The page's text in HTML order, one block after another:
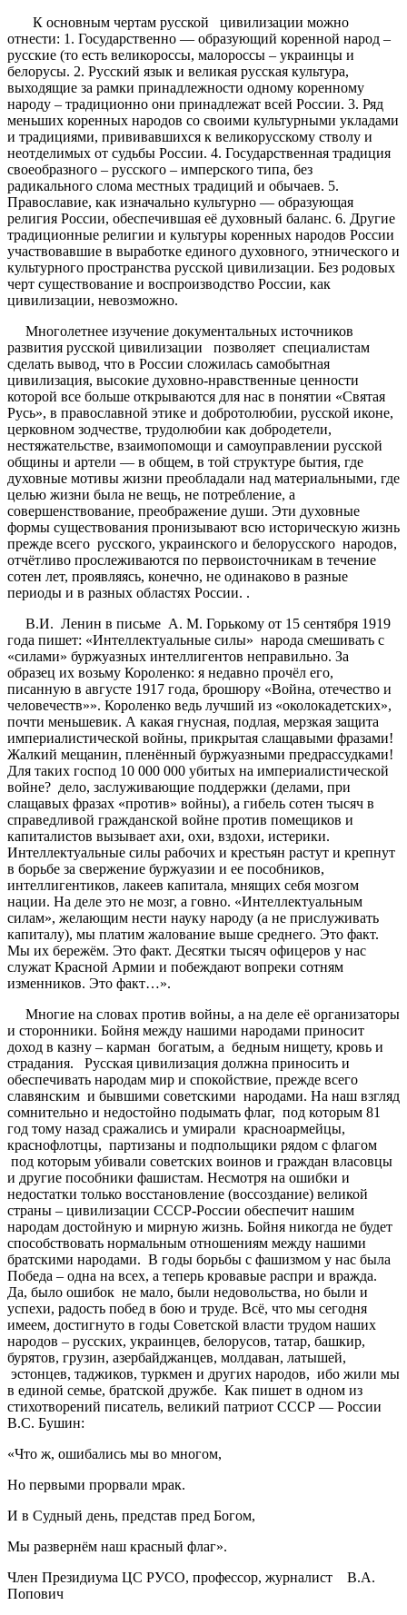
К основным чертам русской цивилизации можно
отнести: 1. Государственно — образующий коренной народ –
русские (то есть великороссы, малороссы – украинцы и
белорусы. 2. Русский язык и великая русская культура,
выходящие за рамки принадлежности одному коренному
народу – традиционно они принадлежат всей России. 3. Ряд
меньших коренных народов со своими культурными укладами
и традициями, прививавшихся к великорусскому стволу и
неотделимых от судьбы России. 4. Государственная традиция
своеобразного – русского – имперского типа, без
радикального слома местных традиций и обычаев. 5.
Православие, как изначально культурно — образующая
религия России, обеспечившая её духовный баланс. 6. Другие
традиционные религии и культуры коренных народов России
участвовавшие в выработке единого духовного, этнического и
культурного пространства русской цивилизации. Без родовых
черт существование и воспроизводство России, как
цивилизации, невозможно.
Многолетнее изучение документальных источников
развития русской цивилизации позволяет специалистам
сделать вывод, что в России сложилась самобытная
цивилизация, высокие духовно-нравственные ценности
которой все больше открываются для нас в понятии «Святая
Русь», в православной этике и добротолюбии, русской иконе,
церковном зодчестве, трудолюбии как добродетели,
нестяжательстве, взаимопомощи и самоуправлении русской
общины и артели — в общем, в той структуре бытия, где
духовные мотивы жизни преобладали над материальными, где
целью жизни была не вещь, не потребление, а
совершенствование, преображение души. Эти духовные
формы существования пронизывают всю историческую жизнь
прежде всего русского, украинского и белорусского народов,
отчётливо прослеживаются по первоисточникам в течение
сотен лет, проявляясь, конечно, не одинаково в разные
периоды и в разных областях России. .
В.И. Ленин в письме А. М. Горькому от 15 сентября 1919
года пишет: «Интеллектуальные силы» народа смешивать с
«силами» буржуазных интеллигентов неправильно. За
образец их возьму Короленко: я недавно прочёл его,
писанную в августе 1917 года, брошюру «Война, отечество и
человечеств»». Короленко ведь лучший из «околокадетских»,
почти меньшевик. А какая гнусная, подлая, мерзкая защита
империалистической войны, прикрытая слащавыми фразами!
Жалкий мещанин, пленённый буржуазными предрассудками!
Для таких господ 10 000 000 убитых на империалистической
войне? дело, заслуживающие поддержки (делами, при
слащавых фразах «против» войны), а гибель сотен тысяч в
справедливой гражданской войне против помещиков и
капиталистов вызывает ахи, охи, вздохи, истерики.
Интеллектуальные силы рабочих и крестьян растут и крепнут
в борьбе за свержение буржуазии и ее пособников,
интеллигентиков, лакеев капитала, мнящих себя мозгом
нации. На деле это не мозг, а говно. «Интеллектуальным
силам», желающим нести науку народу (а не прислуживать
капиталу), мы платим жалование выше среднего. Это факт.
Мы их бережём. Это факт. Десятки тысяч офицеров у нас
служат Красной Армии и побеждают вопреки сотням
изменников. Это факт…».
Многие на словах против войны, а на деле её организаторы
и сторонники. Бойня между нашими народами приносит
доход в казну – карман богатым, а бедным нищету, кровь и
страдания. Русская цивилизация должна приносить и
обеспечивать народам мир и спокойствие, прежде всего
славянским и бывшими советскими народами. На наш взгляд
сомнительно и недостойно подымать флаг, под которым 81
год тому назад сражались и умирали красноармейцы,
краснофлотцы, партизаны и подпольщики рядом с флагом
под которым убивали советских воинов и граждан власовцы
и другие пособники фашистам. Несмотря на ошибки и
недостатки только восстановление (воссоздание) великой
страны – цивилизации СССР-России обеспечит нашим
народам достойную и мирную жизнь. Бойня никогда не будет
способствовать нормальным отношениям между нашими
братскими народами. В годы борьбы с фашизмом у нас была
Победа – одна на всех, а теперь кровавые распри и вражда.
Да, было ошибок не мало, были недовольства, но были и
успехи, радость побед в бою и труде. Всё, что мы сегодня
имеем, достигнуто в годы Советской власти трудом наших
народов – русских, украинцев, белорусов, татар, башкир,
бурятов, грузин, азербайджанцев, молдаван, латышей,
эстонцев, таджиков, туркмен и других народов, ибо жили мы
в единой семье, братской дружбе. Как пишет в одном из
стихотворений писатель, великий патриот СССР — России
В.С. Бушин:
«Что ж, ошибались мы во многом,
Но первыми прорвали мрак.
И в Судный день, представ пред Богом,
Мы развернём наш красный флаг».
Член Президиума ЦС РУСО, профессор, журналист В.А.
Попович